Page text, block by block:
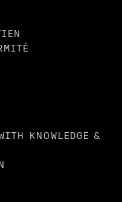
KNOWLEDGE &